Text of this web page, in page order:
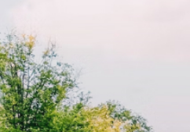
woonkamer met open keuken,
samen goed voor 44 m² aan
leefruimte. De lichte woonkamer
biedt genoeg ruimte voor een
gezellige zithoek én een stijlvolle